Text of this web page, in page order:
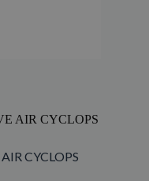
AIR CYCLOPS
CYCLOPS